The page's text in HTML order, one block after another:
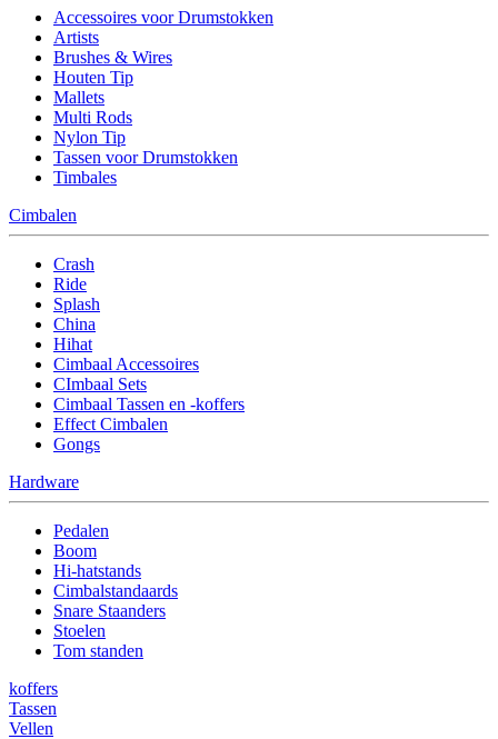
Accessoires voor Drumstokken
Artists
Brushes & Wires
Houten Tip
Mallets
Multi Rods
Nylon Tip
Tassen voor Drumstokken
Timbales
Cimbalen
Crash
Ride
Splash
China
Hihat
Cimbaal Accessoires
CImbaal Sets
Cimbaal Tassen en -koffers
Effect Cimbalen
Gongs
Hardware
Pedalen
Boom
Hi-hatstands
Cimbalstandaards
Snare Staanders
Stoelen
Tom standen
koffers
Tassen
Vellen